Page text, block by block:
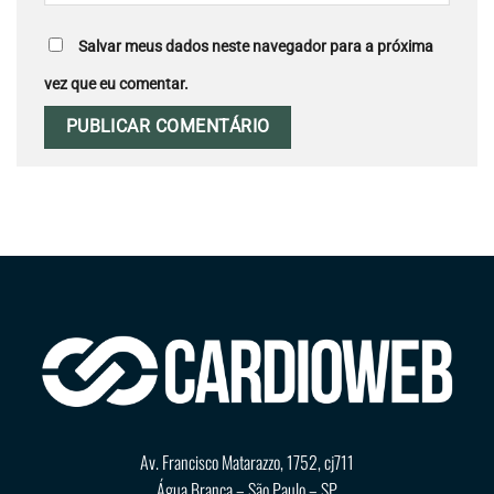
Salvar meus dados neste navegador para a próxima
vez que eu comentar.
Av. Francisco Matarazzo, 1752, cj711